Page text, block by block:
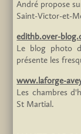
André propose
Saint-Victor-et-
edithb.over-
Le blog photo
présente les
www.laforge-
Les chambres
St Martial.